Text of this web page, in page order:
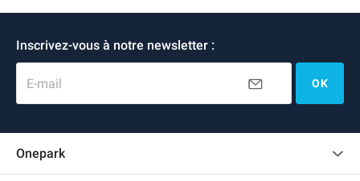
Inscrivez-vous à notre newsletter :
E-mail OK
Onepark